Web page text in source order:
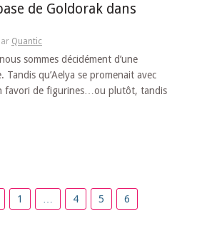
de Goldorak dans
Quantic
sommes décidément d’une
Tandis qu’Aelya se promenait avec
favori de figurines…ou plutôt, tandis
1 4 5 6